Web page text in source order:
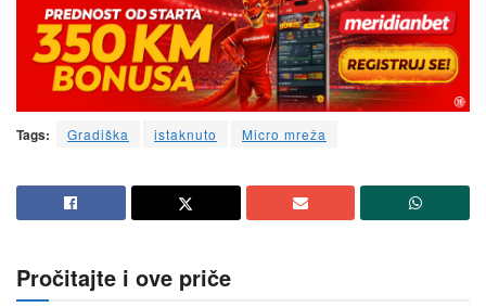
Tags: Gradiška istaknuto Micro mreža
Pročitajte i ove priče